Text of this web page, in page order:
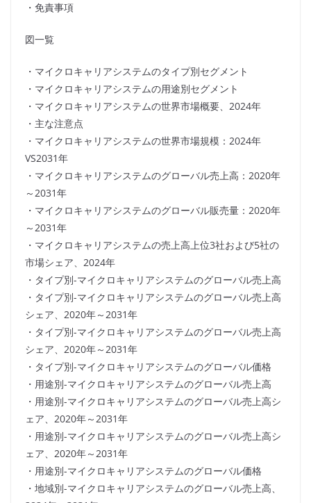
・免責事項
図一覧
・マイクロキャリアシステムのタイプ別セグメント
・マイクロキャリアシステムの用途別セグメント
・マイクロキャリアシステムの世界市場概要、2024年
・主な注意点
・マイクロキャリアシステムの世界市場規模：2024年
VS2031年
・マイクロキャリアシステムのグローバル売上高：2020年
～2031年
・マイクロキャリアシステムのグローバル販売量：2020年
～2031年
・マイクロキャリアシステムの売上高上位3社および5社の
市場シェア、2024年
・タイプ別-マイクロキャリアシステムのグローバル売上高
・タイプ別-マイクロキャリアシステムのグローバル売上高
シェア、2020年～2031年
・タイプ別-マイクロキャリアシステムのグローバル売上高
シェア、2020年～2031年
・タイプ別-マイクロキャリアシステムのグローバル価格
・用途別-マイクロキャリアシステムのグローバル売上高
・用途別-マイクロキャリアシステムのグローバル売上高シ
ェア、2020年～2031年
・用途別-マイクロキャリアシステムのグローバル売上高シ
ェア、2020年～2031年
・用途別-マイクロキャリアシステムのグローバル価格
・地域別-マイクロキャリアシステムのグローバル売上高、